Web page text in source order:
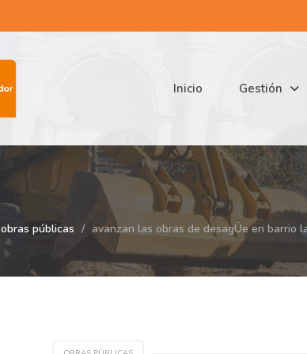
Inicio Gestión
obras públicas avanzan las obras de desagÜe en barrio